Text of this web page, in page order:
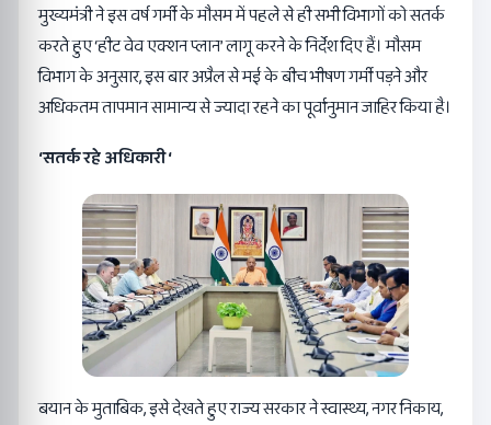
मुख्यमंत्री ने इस वर्ष गर्मी के मौसम में पहले से ही सभी विभागों को सतर्क
करते हुए ‘हीट वेव एक्शन प्लान’ लागू करने के निर्देश दिए हैं। मौसम
विभाग के अनुसार, इस बार अप्रैल से मई के बीच भीषण गर्मी पड़ने और
अधिकतम तापमान सामान्य से ज्यादा रहने का पूर्वानुमान जाहिर किया है।
‘सतर्क रहे अधिकारी ‘
बयान के मुताबिक, इसे देखते हुए राज्य सरकार ने स्वास्थ्य, नगर निकाय,